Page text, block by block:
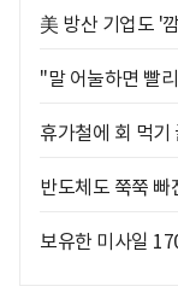
美 방산 기업도 '
"말 어눌하면 빨
휴가철에 회 먹
반도체도 쭉쭉
보유한 미사일